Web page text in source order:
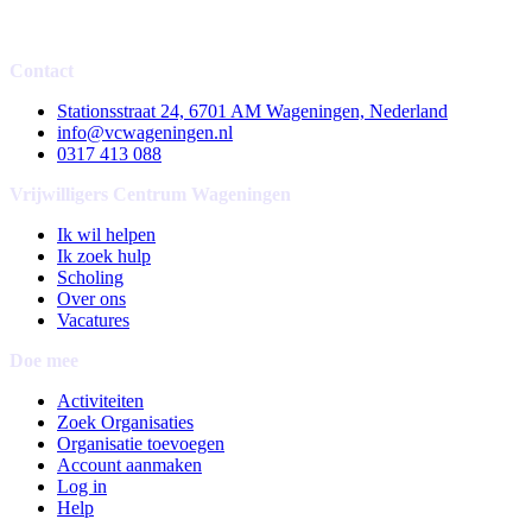
Contact
Stationsstraat 24, 6701 AM Wageningen, Nederland
info@vcwageningen.nl
0317 413 088
Vrijwilligers Centrum Wageningen
Ik wil helpen
Ik zoek hulp
Scholing
Over ons
Vacatures
Doe mee
Activiteiten
Zoek Organisaties
Organisatie toevoegen
Account aanmaken
Log in
Help